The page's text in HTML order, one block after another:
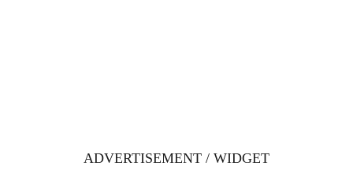
ADVERTISEMENT / WIDGET